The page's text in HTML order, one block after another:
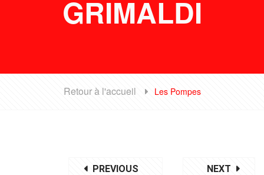
GRIMALDI
Retour à l'accueil Les Pompes
PREVIOUS NEXT